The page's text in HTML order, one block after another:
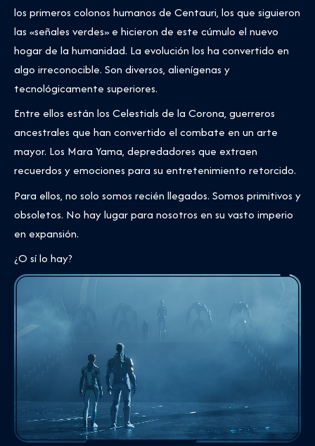
los primeros colonos humanos de Centauri, los que siguieron
las «señales verdes» e hicieron de este cúmulo el nuevo
hogar de la humanidad. La evolución los ha convertido en
algo irreconocible. Son diversos, alienígenas y
tecnológicamente superiores.
Entre ellos están los Celestials de la Corona, guerreros
ancestrales que han convertido el combate en un arte
mayor. Los Mara Yama, depredadores que extraen
recuerdos y emociones para su entretenimiento retorcido.
Para ellos, no solo somos recién llegados. Somos primitivos y
obsoletos. No hay lugar para nosotros en su vasto imperio
en expansión.
¿O sí lo hay?